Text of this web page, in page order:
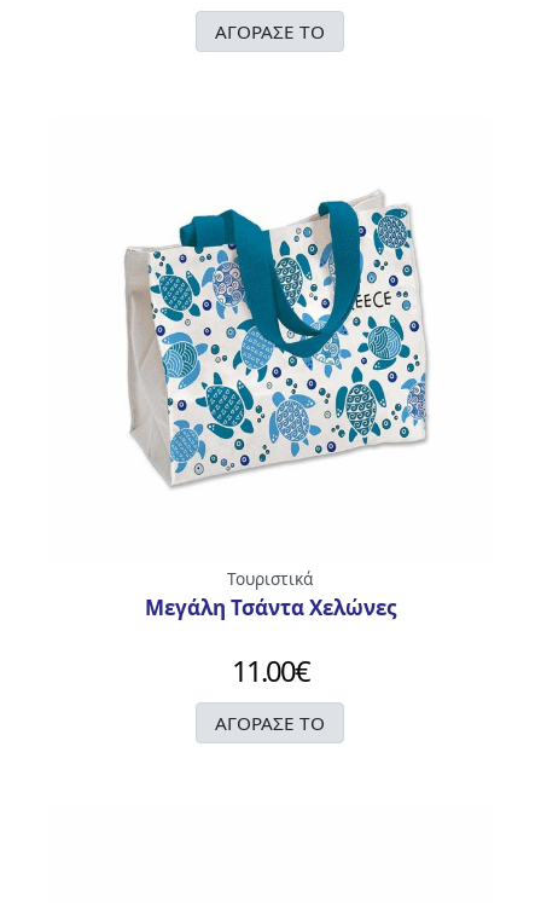
ΑΓΟΡΑΣΕ ΤΟ
Τουριστικά
Μεγάλη Τσάντα Χελώνες
11.00€
ΑΓΟΡΑΣΕ ΤΟ